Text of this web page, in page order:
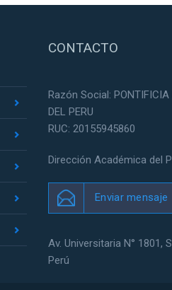
CONTACTO
Razón Social: PONTIFICIA
DEL PERU
RUC: 20155945860
Dirección Académica del
Enviar mensaje
Av. Universitaria N° 1801,
Perú